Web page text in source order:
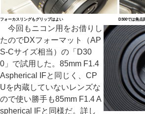
フォーカスリングもグリップはよい D300では焦点
今回もニコン用をお借りし
たのでDXフォーマット（AP
S-Cサイズ相当）の「D30
0」で試用した。85mm F1.4
Aspherical IFと同じく、CP
Uを内蔵していないレンズな
ので使い勝手も85mm F1.4 A
spherical IFと同様だ。詳し